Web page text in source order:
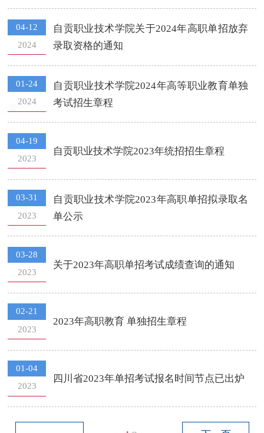
04-12
2024
自贡职业技术学院关于2024年高职单招放弃
录取资格的通知
01-24
2024
自贡职业技术学院2024年高等职业教育单独
考试招生章程
04-19
2023
自贡职业技术学院2023年统招招生章程
03-31
2023
自贡职业技术学院2023年高职单招拟录取名
单公示
03-28
2023
关于2023年高职单招考试成绩查询的通知
02-21
2023
2023年高职教育 单独招生章程
01-04
2023
四川省2023年单招考试报名时间节点已出炉